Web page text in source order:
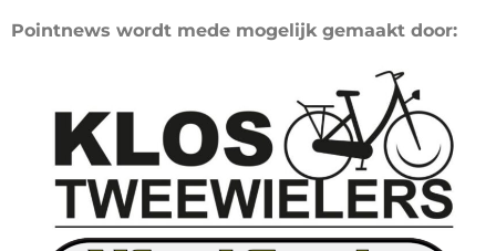
Pointnews wordt mede mogelijk gemaakt door: